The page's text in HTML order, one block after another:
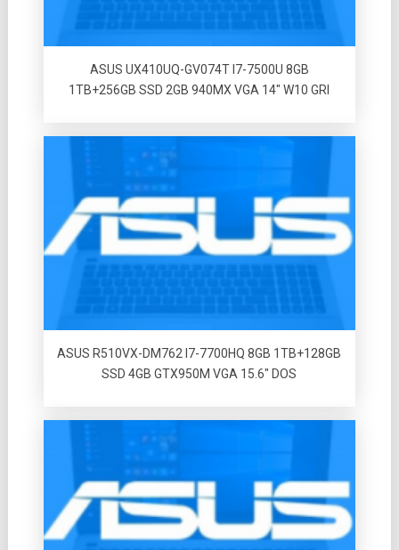
ASUS UX410UQ-GV074T I7-7500U 8GB
1TB+256GB SSD 2GB 940MX VGA 14″ W10 GRI
ASUS R510VX-DM762 I7-7700HQ 8GB 1TB+128GB
SSD 4GB GTX950M VGA 15.6″ DOS